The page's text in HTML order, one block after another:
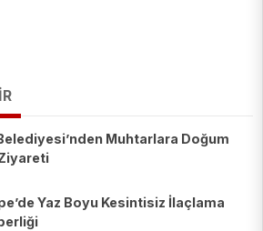
Muhtarlara Doğum
Yaz Boyu Kesintisiz İlaçlama